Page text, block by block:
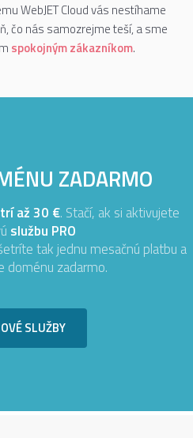
WebJET Cloud vás nestíhame
čo nás samozrejme teší, a sme
spokojným zákazníkom.
ZADARMO
až 30 €. Stačí, ak si aktivujete
službu PRO
tak jednu mesačnú platbu a
doménu zadarmo.
SLUŽBY